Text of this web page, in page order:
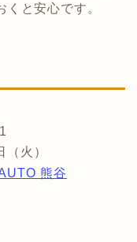
と安心です。
火）
熊谷